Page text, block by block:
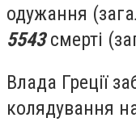
одужання
5543смерті
Влада Греції
колядування